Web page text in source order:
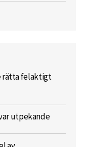
rätta felaktigt
utpekande